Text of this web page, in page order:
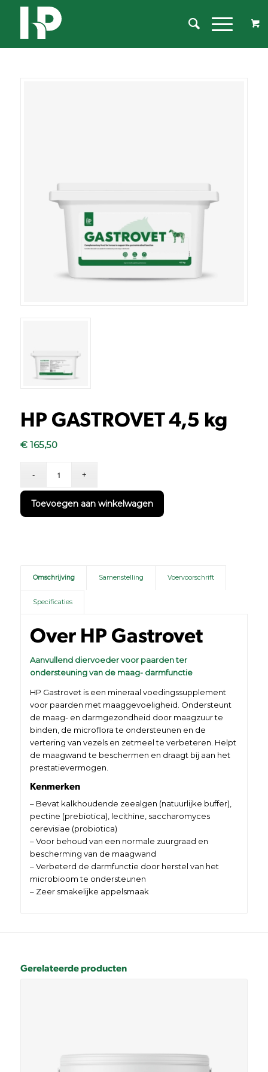
HP GASTROVET 4,5 kg
€165,50
Toevoegen aan winkelwagen
Omschrijving Samenstelling Voervoorschrift
Specificaties
Over HP Gastrovet
Aanvullend diervoeder voor paarden ter
ondersteuning van de maag- darmfunctie
HP Gastrovet is een mineraal voedingssupplement
voor paarden met maaggevoeligheid. Ondersteunt
de maag- en darmgezondheid door maagzuur te
binden, de microflora te ondersteunen en de
vertering van vezels en zetmeel te verbeteren. Helpt
de maagwand te beschermen en draagt bij aan het
prestatievermogen.
Kenmerken
– Bevat kalkhoudende zeealgen (natuurlijke buffer),
pectine (prebiotica), lecithine, saccharomyces
cerevisiae (probiotica)
– Voor behoud van een normale zuurgraad en
bescherming van de maagwand
– Verbeterd de darmfunctie door herstel van het
microbioom te ondersteunen
– Zeer smakelijke appelsmaak
Gerelateerde producten